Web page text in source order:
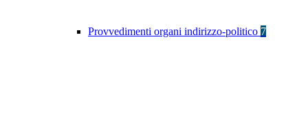
Provvedimenti organi indirizzo-politico 7